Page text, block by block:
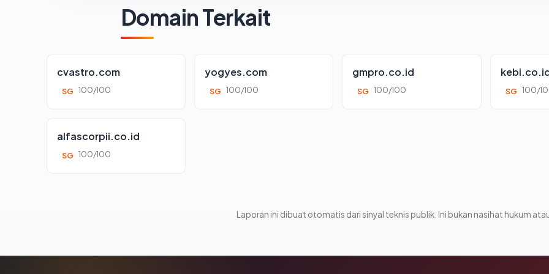
Domain Terkait
cvastro.com
SG 100/100
yogyes.com
SG 100/100
gmpro.co.id
SG 100/100 SG 100/
alfascorpii.co.id
SG 100/100
Laporan ini dibuat otomatis dari sinyal teknis publik. Ini bukan nasihat hukum